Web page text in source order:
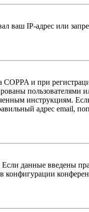
ваш IP-адрес или
и при
пользователями
инструкциям.
адрес email,
данные введены